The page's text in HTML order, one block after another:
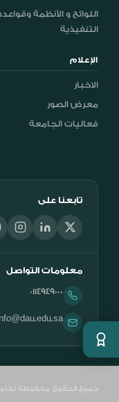
اللوائح و الأنظمة
التنفيذية
الإعلام
الاخبار
معرض الصور
فعاليات الجامعة
تابعنا على
معلومات التواصل
0114949000
جميع الحقوق محفوظة لجامعة